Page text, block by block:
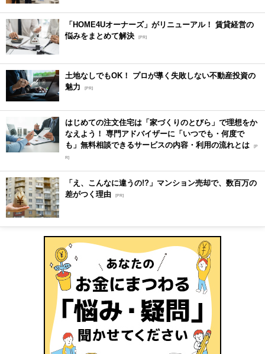
「HOME4Uオーナーズ」がリニューアル！ 賃貸経営の
悩みをまとめて解決 [PR]
土地なしでもOK！ プロが導く失敗しない不動産投資の
魅力
[PR]
はじめての注文住宅は「家づくりのとびら」で理想をか
なえよう！ 専門アドバイザーに「いつでも・何度で
も」無料相談できるサービスの内容・利用の流れとは [P
R]
「え、こんなに違うの!?」マンション売却で、数百万の
差がつく理由 [PR]